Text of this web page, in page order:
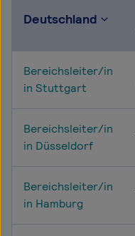
Deutschland
Bereichsleiter/in
in Stuttgart
Bereichsleiter/in
in Düsseldorf
Bereichsleiter/in
in Hamburg